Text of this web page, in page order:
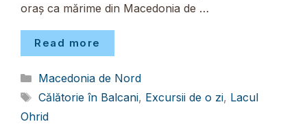
oraș ca mărime din Macedonia de …
Read more
Categorii
Macedonia de Nord
Etichete
Călătorie în Balcani, Excursii de o zi, Lacul
Ohrid